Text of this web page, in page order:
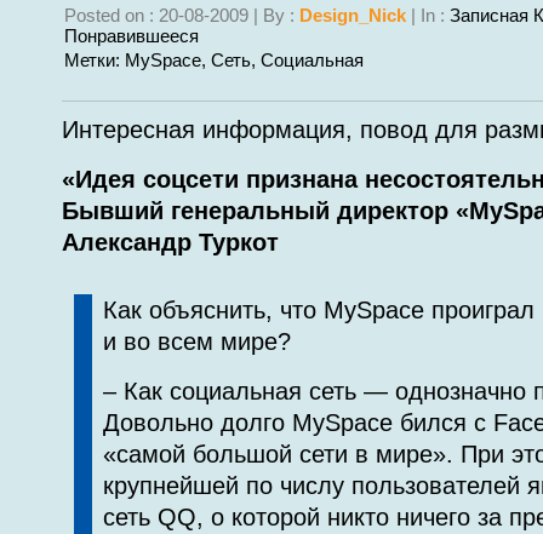
Posted on : 20-08-2009 | By : Design_Nick | In : Записная
Понравившееся
Метки: MySpace, Сеть, Социальная
Интересная информация, повод для
«Идея соцсети признана
Бывший генеральный директор
Александр Туркот
Как объяснить, что MySpace
и во всем мире?
– Как социальная сеть — однозначно
Довольно долго MySpace бился с
«самой большой сети в мире». При
крупнейшей по числу пользователей
сеть QQ, о которой никто ничего за